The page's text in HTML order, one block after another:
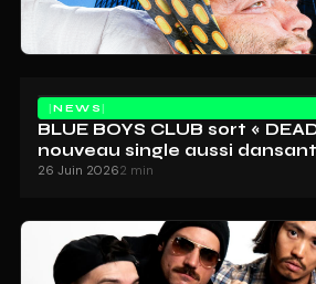
NEWS
BLUE BOYS CLUB sort «
nouveau single aussi
26 Juin 20262 min